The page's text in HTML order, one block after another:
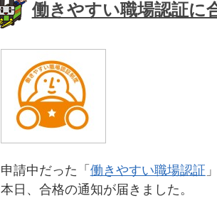
働きやすい職場認証に
申請中だった「 働きやすい職場認証
本日、合格の通知が届きました。